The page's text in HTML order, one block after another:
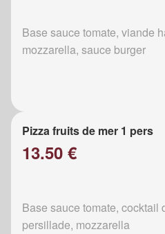
Base sauce tomate, viande
mozzarella, sauce burger
Pizza fruits de mer 1 pers
13.50 €
Base sauce tomate, cocktail
persillade, mozzarella